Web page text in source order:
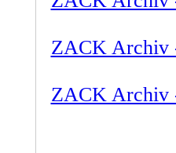
ZACK Archiv
ZACK Archiv